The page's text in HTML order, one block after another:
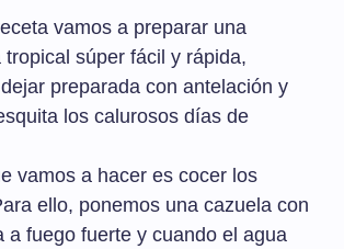
vamos a preparar una
tropical súper fácil y rápida,
preparada con antelación y
los calurosos días de
vamos a hacer es cocer los
ello, ponemos una cazuela con
a fuego fuerte y cuando el agua